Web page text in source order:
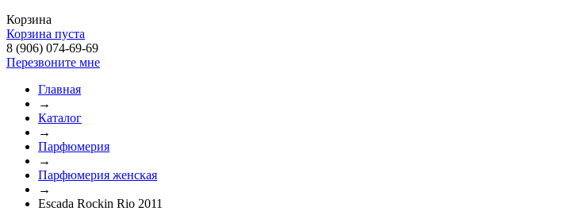
Корзина
Корзина пуста
8 (906) 074-69-69
Перезвоните мне
Главная
→
Каталог
→
Парфюмерия
→
Парфюмерия женская
→
Escada Rockin Rio 2011